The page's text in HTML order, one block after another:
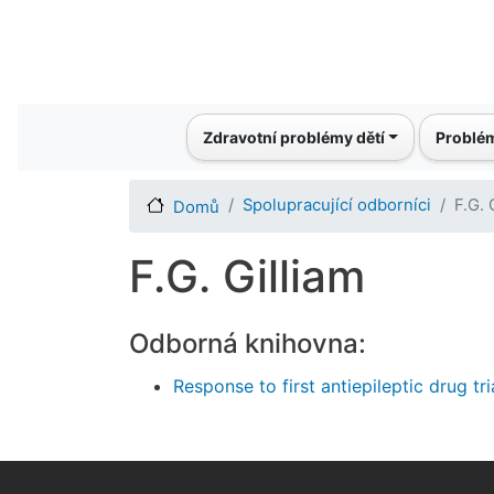
Main navigationZdravotní problémy dětí
Domů Spolupracující odborníci F.G.
F.G. Gilliam
Odborná knihovna:
Response to first antiepileptic drug